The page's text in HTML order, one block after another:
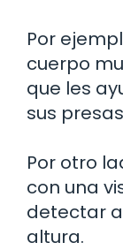
Por
cuerpo
que les
sus
Por otro
con una
detectar
altura.